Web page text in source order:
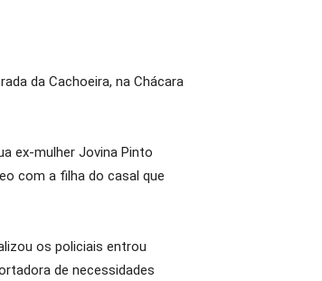
da Cachoeira, na Chácara
ex-mulher Jovina Pinto
com a filha do casal que
os policiais entrou
de necessidades